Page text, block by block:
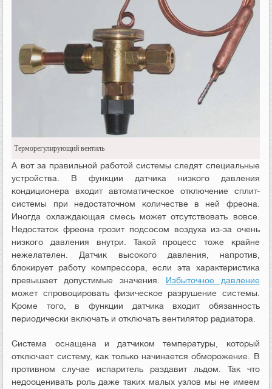
Терморегулирующий вентиль
А вот за правильной работой системы следят специальные
устройства. В функции датчика низкого давления
кондиционера входит автоматическое отключение сплит-
системы при недостаточном количестве в ней фреона.
Иногда охлаждающая смесь может отсутствовать вовсе.
Недостаток фреона грозит подсосом воздуха из-за очень
низкого давления внутри. Такой процесс тоже крайне
нежелателен. Датчик высокого давления, напротив,
блокирует работу компрессора, если эта характеристика
превышает допустимые значения. Избыточное давление
может спровоцировать физическое разрушение системы.
Кроме того, в функции датчика входит обязанность
периодически включать и отключать вентилятор радиатора.
Система оснащена и датчиком температуры, который
отключает систему, как только начинается обморожение. В
противном случае испаритель раздавит льдом. Так что
недооценивать роль даже таких малых узлов мы не имеем